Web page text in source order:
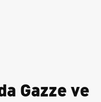
Gazze ve